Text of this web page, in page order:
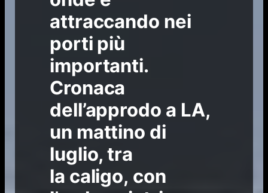
attraccando nei
porti più
importanti.
Cronaca
dell’approdo a LA,
un mattino di
luglio, tra
la caligo, con